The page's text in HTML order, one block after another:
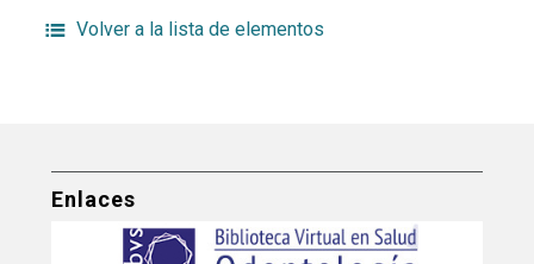
Volver a la lista de elementos
Enlaces